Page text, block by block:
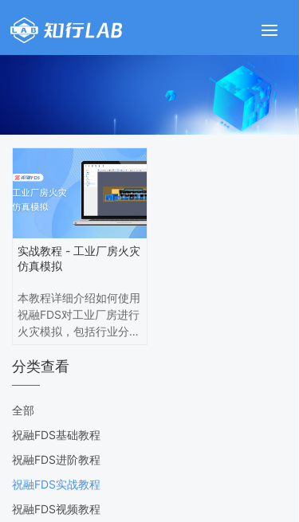
实战教程 - 工业厂房火灾
仿真模拟
本教程详细介绍如何使用
祝融FDS对工业厂房进行
火灾模拟，包括行业分
骤、结果运行和分析。通
果，为工业消防方案提供
科学数据支持，确保生产
分类查看
全部
祝融FDS基础教程
祝融FDS进阶教程
祝融FDS实战教程
祝融FDS视频教程